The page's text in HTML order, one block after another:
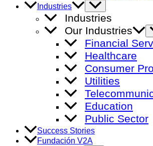
Industries
Menu
Toggle
Industries
Our Industries
Financial
Healthcare
Consumer
Utilities
Education
Public Sector
Success Stories
Fundación V2A